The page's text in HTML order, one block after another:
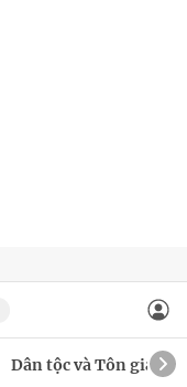
Dân tộc và Tôn giáo